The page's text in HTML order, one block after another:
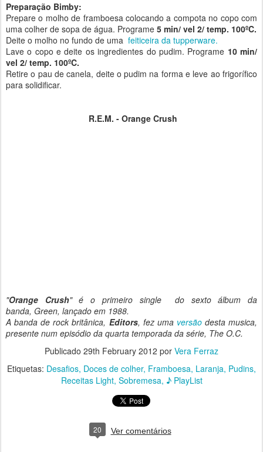
Preparação Bimby:
Prepare o molho de framboesa colocando a compota no copo com
uma colher de sopa de água. Programe 5 min/ vel 2/ temp. 100ºC.
Deite o molho no fundo de uma feiticeira da tupperware.
Lave o copo e deite os ingredientes do pudim. Programe 10 min/
vel 2/ temp. 100ºC.
Retire o pau de canela, deite o pudim na forma e leve ao frigorífico
para solidificar.
R.E.M. - Orange Crush
"Orange Crush" é o primeiro single do sexto álbum da
banda, Green, lançado em 1988.
A banda de rock britânica, Editors, fez uma versãodesta musica,
presente num episódio da quarta temporada da série, The O.C.
Publicado 29th February 2012 por Vera Ferraz
Etiquetas: Desafios Doces de colher Framboesa Laranja Pudins
Receitas Light Sobremesa ♪ PlayList
20 Ver comentários